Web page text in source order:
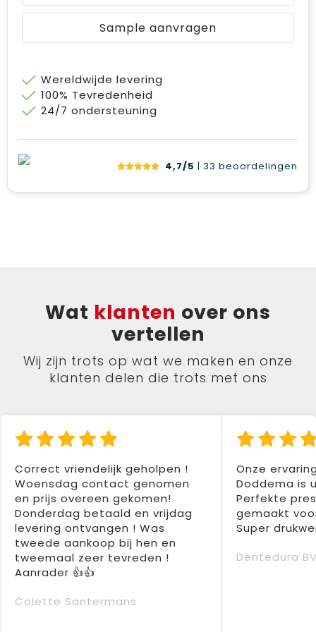
Bodywarmers
Ondergoed en Sokken
Ademhalingsbescherming
Jute tassen
Laptop hoezen en tassen
Schoudertassen
Tablettassen
Sample aanvragen
Wereldwijde levering
100% Tevredenheid
24/7 ondersteuning
4,7/5 | 33 beoordelingen
Wat klanten over ons
vertellen
Wij zijn trots op wat we maken en onze
klanten delen die trots met ons
Correct vriendelijk geholpen !
Woensdag contact genomen
en prijs overeen gekomen!
Donderdag betaald en vrijdag
levering ontvangen ! Was
tweede aankoop bij hen en
tweemaal zeer tevreden !
Aanrader 👍👍
Colette Santermans
Onze
Doddema is
Perfekte
gemaakt
Super
Dentedura